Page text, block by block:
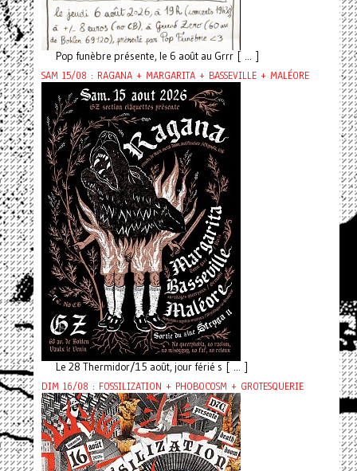
Pop funèbre présente, le 6 août au Grrr [ ... ]
SAM 15/08 : RAGANA + MARGARITA + BASSEVILLE + MALÉORE
Le 28 Thermidor/15 août, jour férié s [ ... ]
DIM 16/08 : FOSSILIZATION + PHOBOCOSM + GROTESQUERIE